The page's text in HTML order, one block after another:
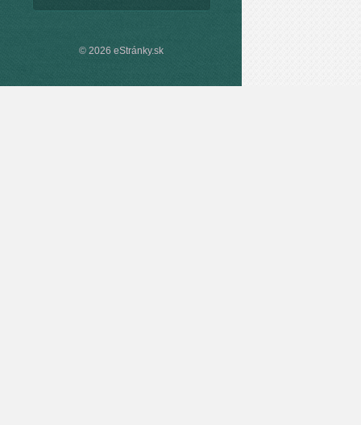
© 2026 eStránky.sk